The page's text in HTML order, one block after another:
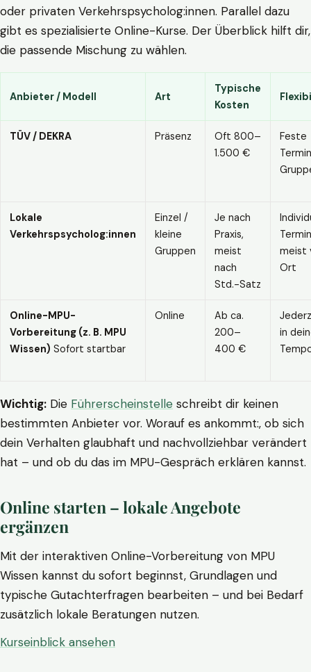
oder privaten Verkehrspsycholog:innen. Parallel dazu
gibt es spezialisierte Online-Kurse. Der Überblick hilft dir,
die passende Mischung zu wählen.
Anbieter / Modell Art
Typische
Kosten
TÜV / DEKRA Präsenz
Oft 800–
1.500 €
Feste
Lokale
Verkehrspsycholog:innen
Einzel /
kleine
Gruppen
Je nach
Praxis,
meist
nach
Std.-Satz
meist
Ort
Online-MPU-
Vorbereitung (z. B. MPU
Wissen) Sofort startbar
Online
Ab ca.
200–
400 €
in
Wichtig: Die Führerscheinstelle schreibt dir keinen
bestimmten Anbieter vor. Worauf es ankommt:, ob sich
dein Verhalten glaubhaft und nachvollziehbar verändert
hat – und ob du das im MPU-Gespräch erklären kannst.
Online starten – lokale Angebote
ergänzen
Mit der interaktiven Online-Vorbereitung von MPU
Wissen kannst du sofort beginnst, Grundlagen und
typische Gutachterfragen bearbeiten – und bei Bedarf
zusätzlich lokale Beratungen nutzen.
Kurseinblick ansehen